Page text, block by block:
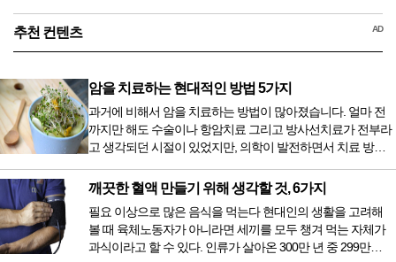
추천 컨텐츠 AD
암을 치료하는 현대적인 방법 5가지
과거에 비해서 암을 치료하는 방법이 많아졌습니다. 얼마 전
까지만 해도 수술이나 항암치료 그리고 방사선치료가 전부라
고 생각되던 시절이 있었지만, 의학이 발전하면서 치료 방법
오면서 암을 치료하는 방법이 하나 더 추가되었습니다. 중입
자 치료를 받기 위해서는 일본이나 독일 등 중입자 치료기가
있는 나라에 가서 힘들게 치료받았지만 얼마 전 국내 도입 후
전립선암 환자를 시작으로 중입자 치료기가 가동되었습니다.
치료 범위가 한정되어 모든 암 환자가 중입자 치료를 받을 수
깨끗한 혈액 만들기 위해 생각할 것, 6가지
필요 이상으로 많은 음식을 먹는다 현대인의 생활을 고려해
볼 때 육체노동자가 아니라면 세끼를 모두 챙겨 먹는 자체가
과식이라고 할 수 있다. 인류가 살아온 300만 년 중 299만